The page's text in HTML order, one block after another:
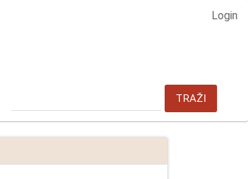
Login
TRAŽI